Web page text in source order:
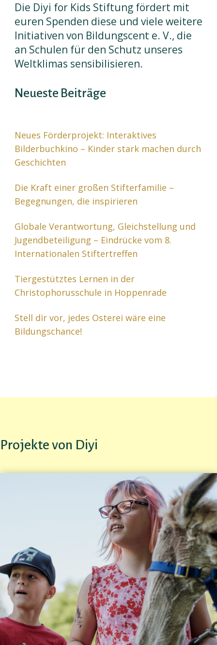
Die Diyi for Kids Stiftung fördert mit
euren Spenden diese und viele weitere
Initiativen von Bildungscent e. V., die
an Schulen für den Schutz unseres
Weltklimas sensibilisieren.
Neueste Beiträge
Neues Förderprojekt: Interaktives
Bilderbuchkino – Kinder stark machen durch
Geschichten
Die Kraft einer großen Stifterfamilie –
Begegnungen, die inspirieren
Globale Verantwortung, Gleichstellung und
Jugendbeteiligung – Eindrücke vom 8.
Internationalen Stiftertreffen
Tiergestütztes Lernen in der
Christophorusschule in Hoppenrade
Stell dir vor, jedes Osterei wäre eine
Bildungschance!
Projekte von Diyi